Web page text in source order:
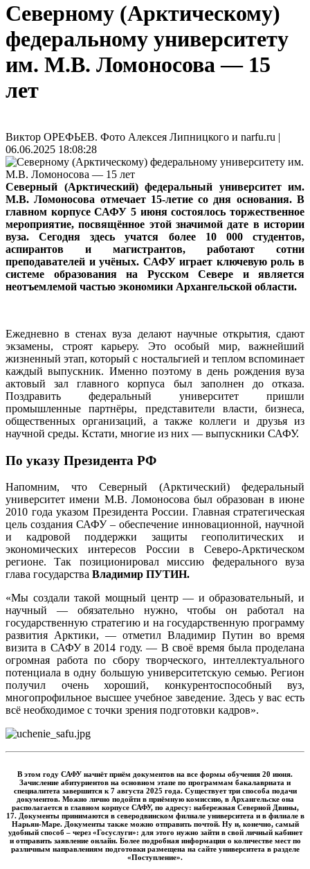
Северному (Арктическому)
федеральному университету
им. М.В. Ломоносова — 15
лет
Виктор ОРЕФЬЕВ. Фото Алексея Липницкого и narfu.ru |
06.06.2025 18:08:28
Северный (Арктический) федеральный университет им.
М.В. Ломоносова отмечает 15-летие со дня основания. В
главном корпусе САФУ 5 июня состоялось торжественное
мероприятие, посвящённое этой значимой дате в истории
вуза. Сегодня здесь учатся более 10 000 студентов,
аспирантов и магистрантов, работают сотни
преподавателей и учёных. САФУ играет ключевую роль в
системе образования на Русском Севере и является
неотъемлемой частью экономики Архангельской области.
Ежедневно в стенах вуза делают научные открытия, сдают
экзамены, строят карьеру. Это особый мир, важнейший
жизненный этап, который с ностальгией и теплом вспоминает
каждый выпускник. Именно поэтому в день рождения вуза
актовый зал главного корпуса был заполнен до отказа.
Поздравить федеральный университет пришли
промышленные партнёры, представители власти, бизнеса,
общественных организаций, а также коллеги и друзья из
научной среды. Кстати, многие из них — выпускники САФУ.
По указу Президента РФ
Напомним, что Северный (Арктический) федеральный
университет имени М.В. Ломоносова был образован в июне
2010 года указом Президента России. Главная стратегическая
цель создания САФУ – обеспечение инновационной, научной
и кадровой поддержки защиты геополитических и
экономических интересов России в Северо-Арктическом
регионе. Так позиционировал миссию федерального вуза
глава государства Владимир ПУТИН.
«Мы создали такой мощный центр — и образовательный, и
научный — обязательно нужно, чтобы он работал на
государственную стратегию и на государственную программу
развития Арктики, — отметил Владимир Путин во время
визита в САФУ в 2014 году. — В своё время была проделана
огромная работа по сбору творческого, интеллектуального
потенциала в одну большую университетскую семью. Регион
получил очень хороший, конкурентоспособный вуз,
многопрофильное высшее учебное заведение. Здесь у вас есть
всё необходимое с точки зрения подготовки кадров».
В этом году САФУ начнёт приём документов на все формы обучения 20 июня.
Зачисление абитуриентов на основном этапе по программам бакалавриата и
специалитета завершится к 7 августа 2025 года. Существует три способа подачи
документов. Можно лично подойти в приёмную комиссию, в Архангельске она
располагается в главном корпусе САФУ, по адресу: набережная Северной Двины,
17. Документы принимаются в северодвинском филиале университета и в филиале в
Нарьян-Маре. Документы также можно отправить почтой. Ну и, конечно, самый
удобный способ – через «Госуслуги»: для этого нужно зайти в свой личный кабинет
и отправить заявление онлайн. Более подробная информация о количестве мест по
различным направлениям подготовки размещена на сайте университета в разделе
«Поступление».